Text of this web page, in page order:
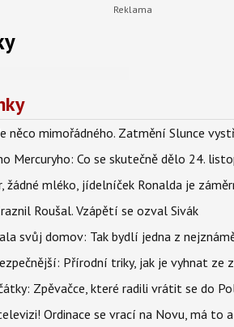
něco mimořádného. Zatmění Slunce
Mercuryho: Co se skutečně dělo 24.
žádné mléko, jídelníček Ronalda je
Roušal. Vzápětí se ozval Sivák
svůj domov: Tak bydlí jedna z
Přírodní triky, jak je vyhnat ze
Zpěvačce, které radili vrátit se do
Ordinace se vrací na Novu, má to